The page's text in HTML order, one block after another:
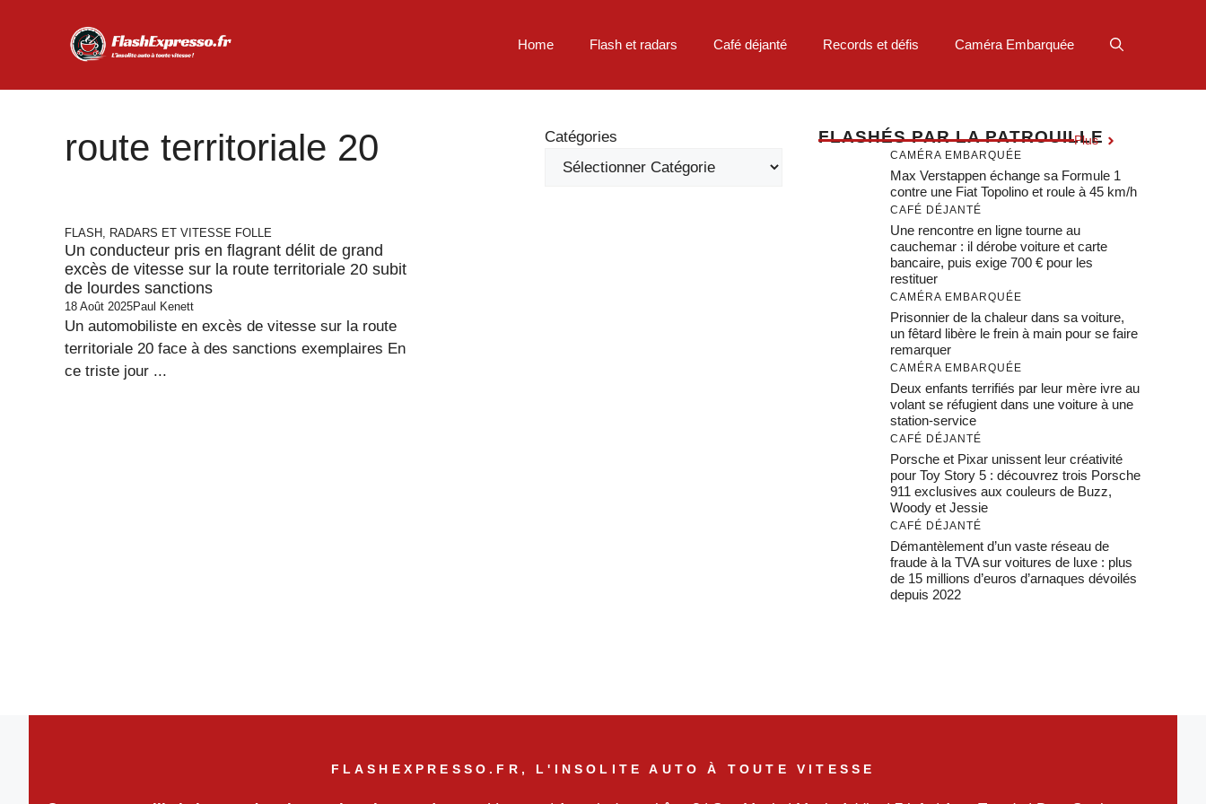
Home Flash et radars Café déjanté Records et défis Caméra Embarquée
route territoriale 20 Catégories
FLASH, RADARS ET VITESSE FOLLE
Un conducteur pris en flagrant délit de grand
excès de vitesse sur la route territoriale 20 subit
de lourdes sanctions
18 Août 2025Paul Kenett
Un automobiliste en excès de vitesse sur la route
territoriale 20 face à des sanctions exemplaires En
ce triste jour ...
FLASHÉS PAR LA PATROUILLE
Plus
CAMÉRA EMBARQUÉE
Max Verstappen échange sa Formule 1
contre une Fiat Topolino et roule à 45 km/h
CAFÉ DÉJANTÉ
Une rencontre en ligne tourne au
cauchemar : il dérobe voiture et carte
bancaire, puis exige 700 € pour les
restituer
CAMÉRA EMBARQUÉE
Prisonnier de la chaleur dans sa voiture,
un fêtard libère le frein à main pour se faire
remarquer
CAMÉRA EMBARQUÉE
Deux enfants terrifiés par leur mère ivre au
volant se réfugient dans une voiture à une
station-service
CAFÉ DÉJANTÉ
Porsche et Pixar unissent leur créativité
pour Toy Story 5 : découvrez trois Porsche
911 exclusives aux couleurs de Buzz,
Woody et Jessie
CAFÉ DÉJANTÉ
Démantèlement d’un vaste réseau de
fraude à la TVA sur voitures de luxe : plus
de 15 millions d’euros d’arnaques dévoilés
depuis 2022
FLASHEXPRESSO.FR, L'INSOLITE AUTO À TOUTE VITESSE